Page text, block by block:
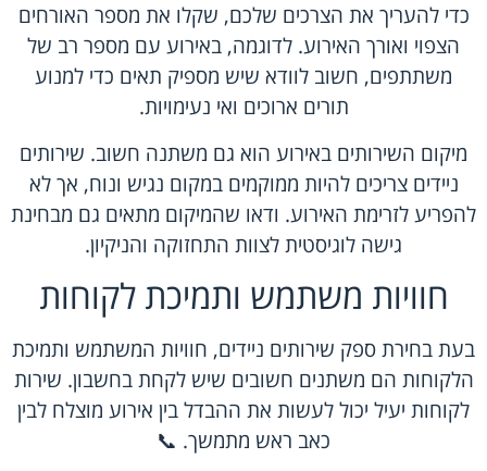
כדי להעריך את הצרכים שלכם, שקלו את מספר האורחים
הצפוי ואורך האירוע. לדוגמה, באירוע עם מספר רב של
משתתפים, חשוב לוודא שיש מספיק תאים כדי למנוע
תורים ארוכים ואי נעימויות.
מיקום השירותים באירוע הוא גם משתנה חשוב. שירותים
ניידים צריכים להיות ממוקמים במקום נגיש ונוח, אך לא
להפריע לזרימת האירוע. ודאו שהמיקום מתאים גם מבחינת
גישה לוגיסטית לצוות התחזוקה והניקיון.
חוויות משתמש ותמיכת לקוחות
בעת בחירתספק שירותים ניידים, חוויות המשתמש ותמיכת
הלקוחות הם משתנים חשובים שיש לקחת בחשבון. שירות
לקוחות יעיל יכול לעשות את ההבדל בין אירוע מוצלח לבין
כאב ראש מתמשך. 📞